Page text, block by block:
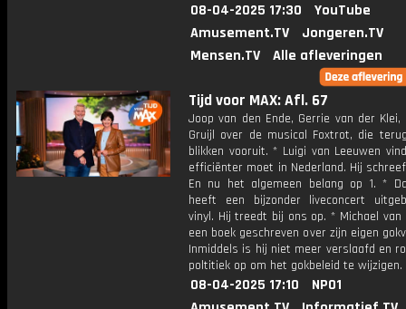
08-04-2025 17:30
YouTube
Amusement.TV
Jongeren.TV
Mensen.TV
Alle afleveringen
Tijd voor MAX: Afl. 67
Joop van den Ende, Gerrie van der Klei,
Gruijl over de musical Foxtrot, die
blikken vooruit. * Luigi van Leeuwen
efficiënter moet in Nederland. Hij
En nu het algemeen belang op 1. *
heeft een bijzonder liveconcert
vinyl. Hij treedt bij ons op. * Michael van
een boek geschreven over zijn eigen
Inmiddels is hij niet meer verslaafd en
poltitiek op om het gokbeleid te wijzigen.
08-04-2025 17:10
NPO1